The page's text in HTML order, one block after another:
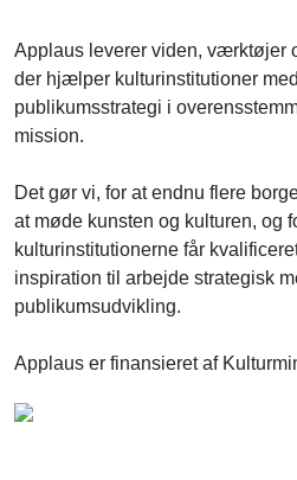
Applaus leverer viden, værktøjer
der hjælper kulturinstitutioner
publikumsstrategi i
mission.
Det gør vi, for at endnu flere
at møde kunsten og kulturen, og
kulturinstitutionerne får
inspiration til arbejde strategisk
publikumsudvikling.
Applaus er finansieret af